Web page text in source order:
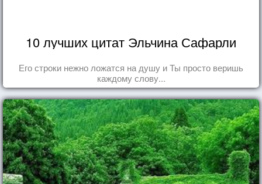
10 лучших цитат Эльчина Сафарли
Его строки нежно ложатся на душу и Ты просто веришь
каждому слову...